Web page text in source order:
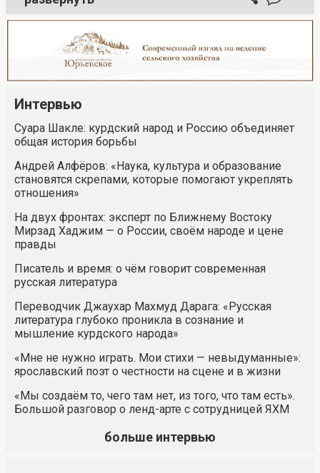
Интервью
Суара Шакле: курдский народ и Россию объединяет
общая история борьбы
Андрей Алфёров: «Наука, культура и образование
становятся скрепами, которые помогают укреплять
отношения»
На двух фронтах: эксперт по Ближнему Востоку
Мирзад Хаджим — о России, своём народе и цене
правды
Писатель и время: о чём говорит современная
русская литература
Переводчик Джаухар Махмуд Дарага: «Русская
литература глубоко проникла в сознание и
мышление курдского народа»
«Мне не нужно играть. Мои стихи — невыдуманные»:
ярославский поэт о честности на сцене и в жизни
«Мы создаём то, чего там нет, из того, что там есть».
Большой разговор о ленд-арте с сотрудницей ЯХМ
больше интервью